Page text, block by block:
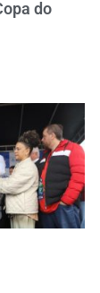
do